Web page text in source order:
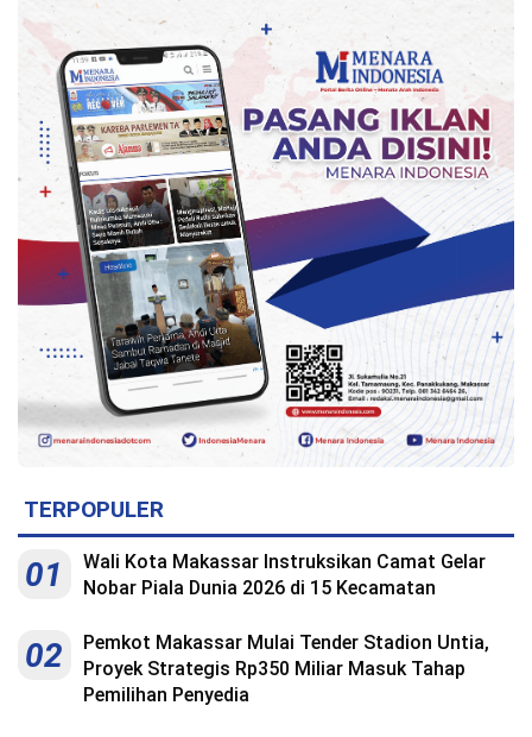
TERPOPULER
01
Wali Kota Makassar Instruksikan Camat Gelar
Nobar Piala Dunia 2026 di 15 Kecamatan
02
Pemkot Makassar Mulai Tender Stadion Untia,
Proyek Strategis Rp350 Miliar Masuk Tahap
Pemilihan Penyedia